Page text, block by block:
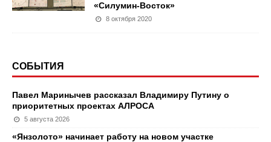
«Силумин-Восток»
8 октября 2020
СОБЫТИЯ
Павел Маринычев рассказал Владимиру Путину о
приоритетных проектах АЛРОСА
5 августа 2026
«Янзолото» начинает работу на новом участке